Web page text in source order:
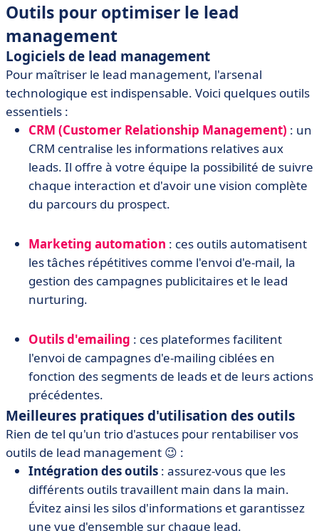
Outils pour optimiser le lead
management
Logiciels de lead management
Pour maîtriser le lead management, l'arsenal
technologique est indispensable. Voici quelques outils
essentiels :
CRM (Customer Relationship Management) : un
CRM centralise les informations relatives aux
leads. Il offre à votre équipe la possibilité de suivre
chaque interaction et d'avoir une vision complète
du parcours du prospect.
Marketing automation : ces outils automatisent
les tâches répétitives comme l'envoi d'e-mail, la
gestion des campagnes publicitaires et le lead
nurturing.
Outils d'emailing : ces plateformes facilitent
l'envoi de campagnes d'e-mailing ciblées en
fonction des segments de leads et de leurs actions
précédentes.
Meilleures pratiques d'utilisation des outils
Rien de tel qu'un trio d'astuces pour rentabiliser vos
outils de lead management 😉 :
Intégration des outils : assurez-vous que les
différents outils travaillent main dans la main.
Évitez ainsi les silos d'informations et garantissez
une vue d'ensemble sur chaque lead.